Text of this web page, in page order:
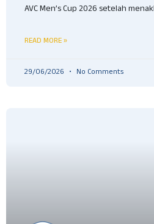
AVC Men’s Cup 2026 setelah
READ MORE »
29/06/2026 No Comments